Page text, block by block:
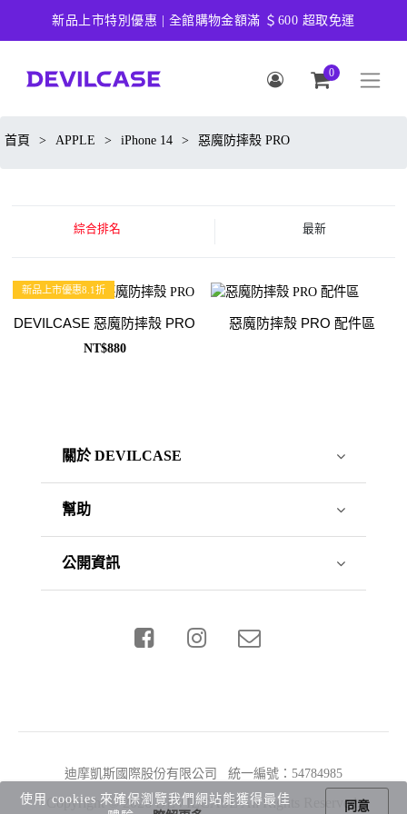
新品上市特別優惠 | 全館購物金額滿 ＄600 超取免運
0
首頁 > APPLE > iPhone 14 > 惡魔防摔殼 PRO
綜合排名 最新
新品上市優惠8.1折
DEVILCASE 惡魔防摔殼 PRO
NT$880
惡魔防摔殼 PRO 配件區
關於 DEVILCASE
幫助
公開資訊
迪摩凱斯國際股份有限公司 統一編號：54784985
Copyright © 2026 DEVILCASE All Rights Reserved.
使用 cookies 來確保瀏覽我們網站能獲得最佳
同意